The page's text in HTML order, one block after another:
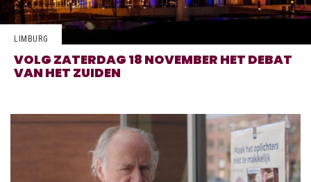
LIMBURG
VOLG ZATERDAG 18 NOVEMBER HET DEBAT
VAN HET ZUIDEN